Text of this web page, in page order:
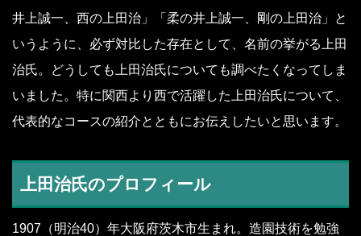
井上誠一、西の上田治」「柔の井上誠一、剛の上田治」と
いうように、必ず対比した存在として、名前の挙がる上田
治氏。どうしても上田治氏についても調べたくなってしま
いました。特に関西より西で活躍した上田治氏について、
代表的なコースの紹介とともにお伝えしたいと思います。
上田治氏のプロフィール
1907（明治40）年大阪府茨木市生まれ。造園技術を勉強